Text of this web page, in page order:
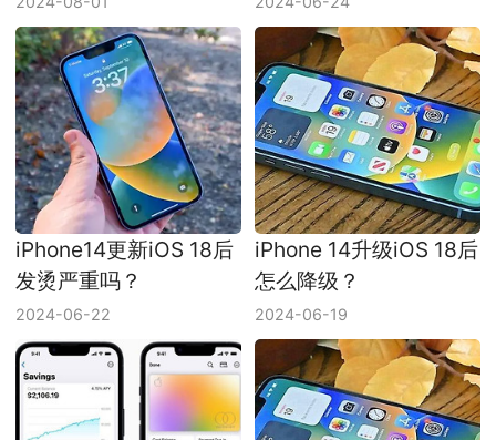
iPhone14更新iOS 18后
发烫严重吗？
2024-06-22
iPhone 14升级iOS 18后
怎么降级？
2024-06-19